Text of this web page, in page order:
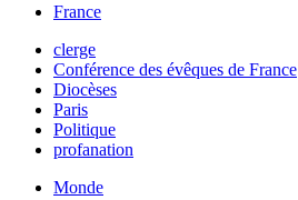
France
clerge
Conférence des évêques de France
Diocèses
Paris
Politique
profanation
Monde